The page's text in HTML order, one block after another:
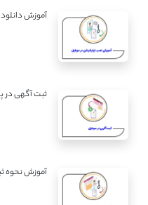
آموزش
ثبت آگهی در
آموزش نحوه